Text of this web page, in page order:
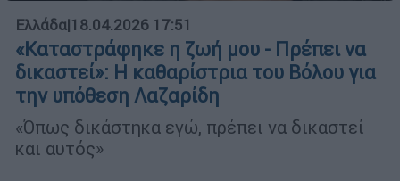
Ελλάδα|18.04.2026 17:51
«Καταστράφηκε η ζωή μου - Πρέπει να
δικαστεί»: Η καθαρίστρια του Βόλου για
την υπόθεση Λαζαρίδη
«Όπως δικάστηκα εγώ, πρέπει να δικαστεί
και αυτός»